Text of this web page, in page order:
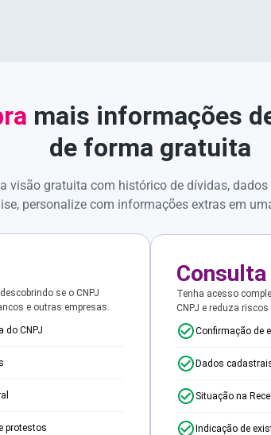
mais informações
de forma gratuita
visão gratuita com histórico de dívidas,
personalize com informações extras em
se o CNPJ
e outras empresas.
do CNPJ
protestos
Tenha acesso
CNPJ e reduza
Confirmação de
Dados
Situação na
Indicação de